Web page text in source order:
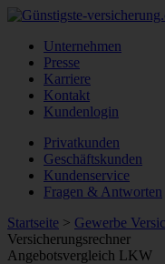
Unternehmen
Presse
Karriere
Kontakt
Kundenlogin
Privatkunden
Geschäftskunden
Kundenservice
Fragen & Antworten
Startseite > Gewerbe
Versicherungsrechner
Angebotsvergleich LKW